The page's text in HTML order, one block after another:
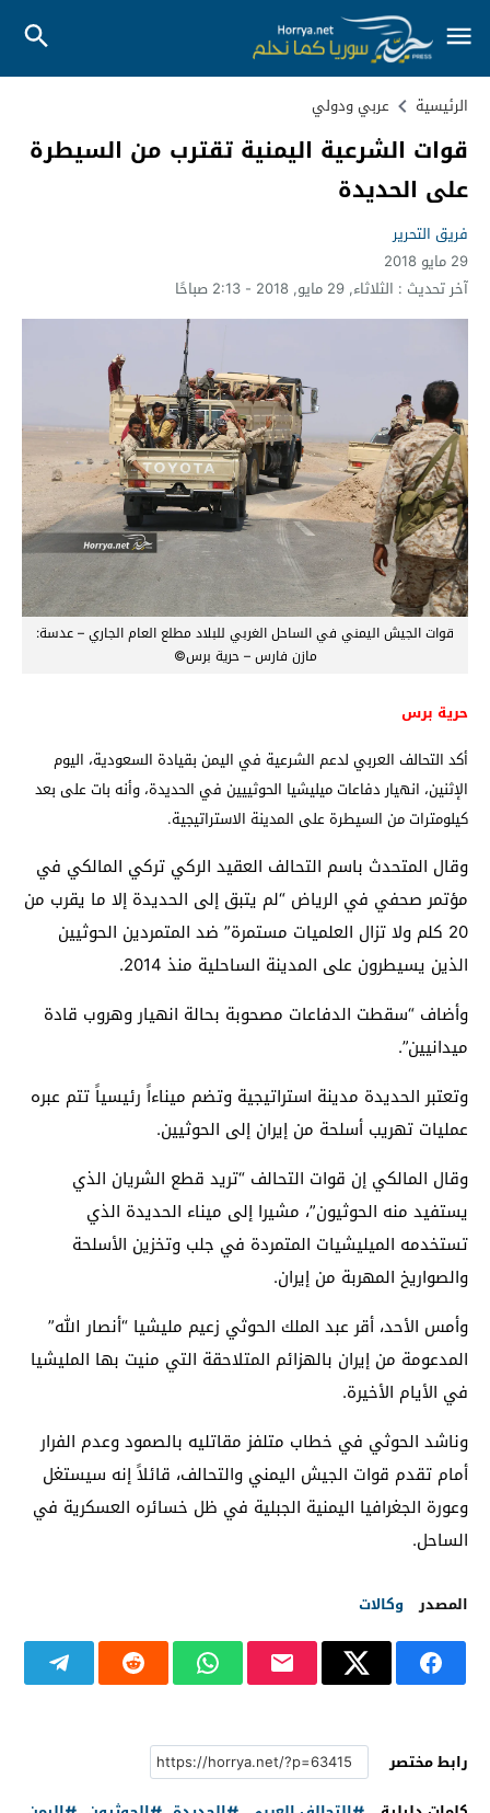
الرئيسية عربي ودولي
قوات الشرعية اليمنية تقترب من السيطرة
على الحديدة
فريق التحرير
29 مايو 2018
آخر تحديث : الثلاثاء, 29 مايو, 2018 - 2:13 صباحًا
قوات الجيش اليمني في الساحل الغربي للبلاد مطلع العام الجاري – عدسة:
مازن فارس – حرية برس©
حرية برس
أكد التحالف العربي لدعم الشرعية في اليمن بقيادة السعودية، اليوم
الإثنين، انهيار دفاعات ميليشيا الحوثييين في الحديدة، وأنه بات على بعد
كيلومترات من السيطرة على المدينة الاستراتيجية.
وقال المتحدث باسم التحالف العقيد الركي تركي المالكي في
مؤتمر صحفي في الرياض “لم يتبق إلى الحديدة إلا ما يقرب من
20 كلم ولا تزال العلميات مستمرة” ضد المتمردين الحوثيين
الذين يسيطرون على المدينة الساحلية منذ 2014.
وأضاف “سقطت الدفاعات مصحوبة بحالة انهيار وهروب قادة
ميدانيين”.
وتعتبر الحديدة مدينة استراتيجية وتضم ميناءاً رئيسياً تتم عبره
عمليات تهريب أسلحة من إيران إلى الحوثيين.
وقال المالكي إن قوات التحالف “تريد قطع الشريان الذي
يستفيد منه الحوثيون”، مشيرا إلى ميناء الحديدة الذي
تستخدمه الميليشيات المتمردة في جلب وتخزين الأسلحة
والصواريخ المهربة من إيران.
وأمس الأحد، أقر عبد الملك الحوثي زعيم مليشيا “أنصار الله”
المدعومة من إيران بالهزائم المتلاحقة التي منيت بها المليشيا
في الأيام الأخيرة.
وناشد الحوثي في خطاب متلفز مقاتليه بالصمود وعدم الفرار
أمام تقدم قوات الجيش اليمني والتحالف، قائلاً إنه سيستغل
وعورة الجغرافيا اليمنية الجبلية في ظل خسائره العسكرية في
الساحل.
المصدر وكالات
رابط مختصر